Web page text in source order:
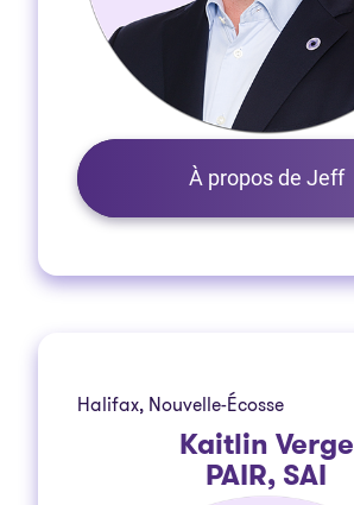
À propos de Jeff
Halifax, Nouvelle-Écosse
Kaitlin Verge
PAIR, SAI